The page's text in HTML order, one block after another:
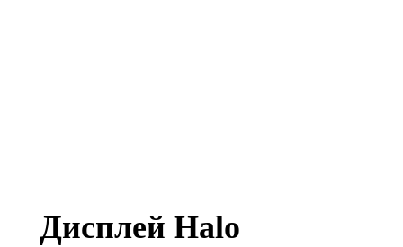
Дисплей Halo